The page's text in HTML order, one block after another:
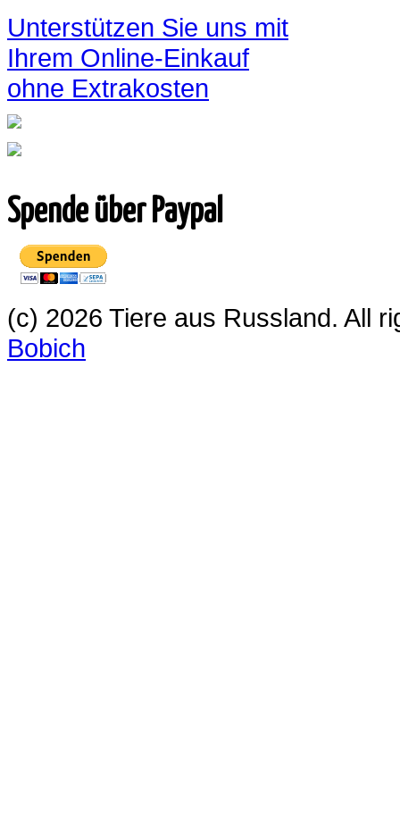
Unterstützen Sie uns mit
Ihrem Online-Einkauf
ohne Extrakosten
Spende über Paypal
(c) 2026 Tiere aus Russland. All
Bobich